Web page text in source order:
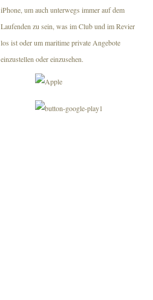
iPhone, um auch unterwegs immer auf dem
Laufenden zu sein, was im Club und im Revier
los ist oder um maritime private Angebote
einzustellen oder einzusehen.